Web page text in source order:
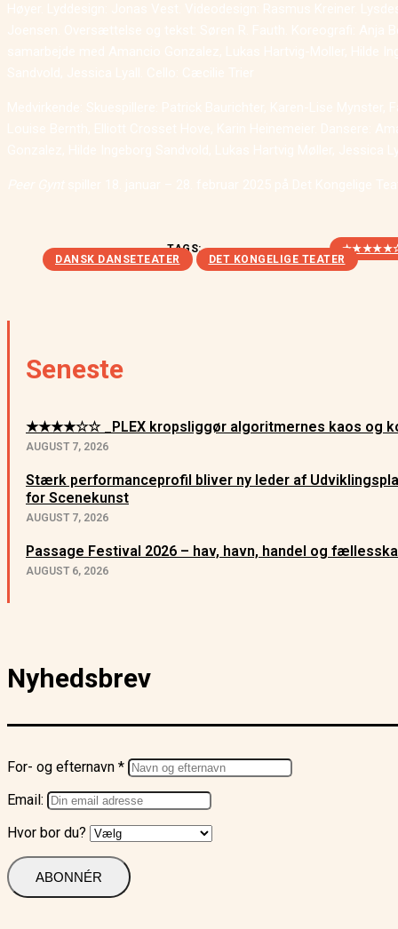
TAGS:
DANSK DANSETEATER
DET KONGELIGE TEATER
Seneste
★★★★☆☆ _PLEX kropsliggør algoritmernes kaos og
AUGUST 7, 2026
Stærk performanceprofil bliver ny leder af
for Scenekunst
AUGUST 7, 2026
Passage Festival 2026 – hav, havn, handel og
AUGUST 6, 2026
Nyhedsbrev
For- og efternavn *
Email:
Hvor bor du?